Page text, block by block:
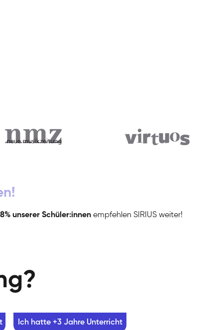
unserer Schüler:innen empfehlen SIRIUS weiter!
Ich hatte +3 Jahre Unterricht